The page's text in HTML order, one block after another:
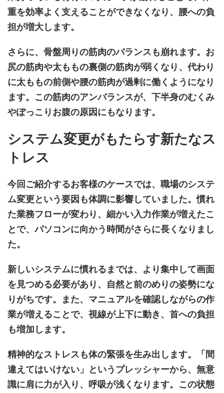
重を効率よく支えることができなくなり、腰への負
担が増大します。
さらに、骨盤周りの筋肉のバランスも崩れます。お
尻の筋肉や太ももの裏側の筋肉が弱くなり、代わり
に太ももの前側や腰の筋肉が過剰に働くようになり
ます。この筋肉のアンバランスが、下半身のむくみ
やぽっこりお腹の原因にもなります。
システム変更がもたらす新たなス
トレス
今回ご紹介するお客様のケースでは、職場のシステ
ム変更という要因も体調に影響していました。慣れ
た業務フローが変わり、細かい入力作業が増えたこ
とで、パソコンに向かう時間がさらに長くなりまし
た。
新しいシステムに慣れるまでは、より集中して画面
を見つめる必要があり、自然と前のめりの姿勢にな
りがちです。また、マニュアルを確認しながらの作
業が増えることで、視線が上下に動き、首への負担
も増加します。
精神的なストレスも体の緊張を生み出します。「間
違えてはいけない」というプレッシャーから、無意
識に肩に力が入り、呼吸が浅くなります。この状態